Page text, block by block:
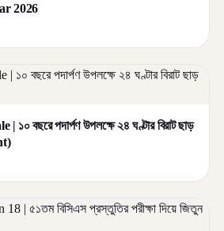
2026
বছরে পদার্পণ উপলক্ষে ২৪ ঘণ্টার বিরাট ছাড়